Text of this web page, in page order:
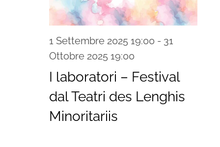
1 Settembre 2025 19:00 - 31
Ottobre 2025 19:00
I laboratori – Festival
dal Teatri des Lenghis
Minoritariis